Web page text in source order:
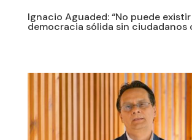
Ignacio Aguaded: “No puede
democracia sólida sin ciudadanos